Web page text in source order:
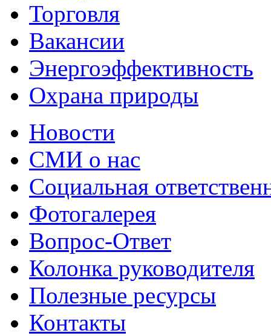
Торговля
Вакансии
Энергоэффективность
Охрана природы
Новости
СМИ о нас
Социальная
Фотогалерея
Вопрос-Ответ
Колонка руководителя
Полезные ресурсы
Контакты